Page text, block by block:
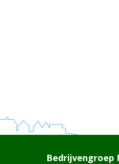
Bedrijvengroep